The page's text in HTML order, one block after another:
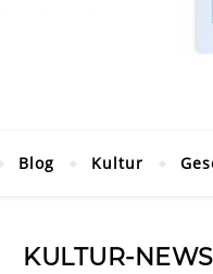
Blog Kultur
KULTUR-